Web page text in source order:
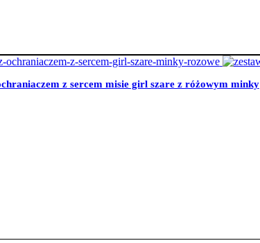
z sercem misie girl szare z różowym minky